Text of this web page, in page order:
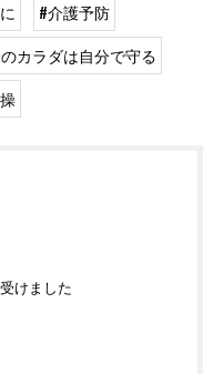
#介護予防
カラダは自分で守る
受けました